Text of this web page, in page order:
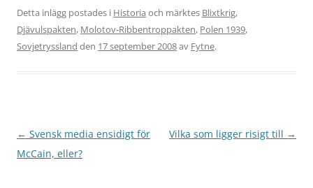
Detta inlägg postades i Historia och märktes Blixtkrig,
Djävulspakten, Molotov-Ribbentroppakten, Polen 1939,
Sovjetryssland den 17 september 2008av Fytne.
Inläggsnavigering
← Svensk media ensidigt för
McCain, eller?
Vilka som ligger risigt till →